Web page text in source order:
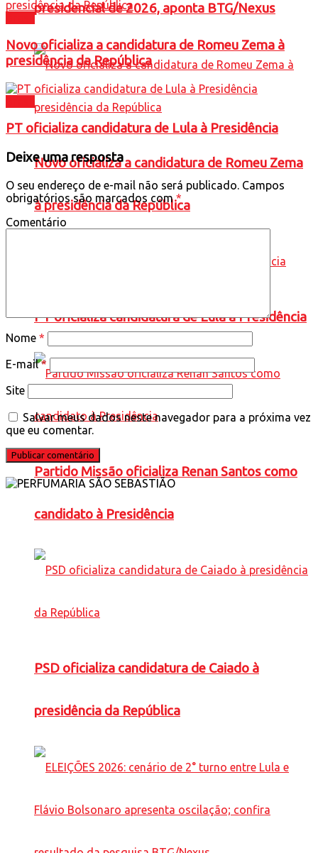
presidencial de 2026, aponta BTG/Nexus
Novo oficializa a candidatura de Romeu Zema
à presidência da República
PT oficializa candidatura de Lula à Presidência
Partido Missão oficializa Renan Santos como
candidato à Presidência
PSD oficializa candidatura de Caiado à
presidência da República
Novo oficializa a candidatura de Romeu Zema à
presidência da República
PT oficializa candidatura de Lula à Presidência
Deixe uma resposta
O seu endereço de e-mail não será publicado. Campos
obrigatórios são marcados com*
Comentário
Nome *
E-mail*
Site
Salvar meus dados neste navegador para a próxima vez
que eu comentar.